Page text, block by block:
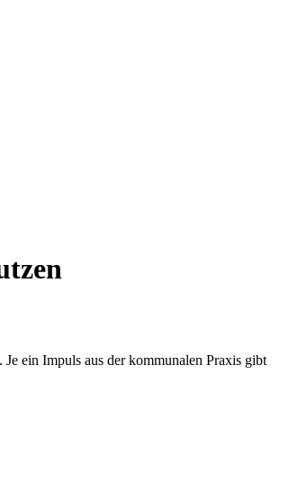
ein Impuls aus der kommunalen Praxis gibt